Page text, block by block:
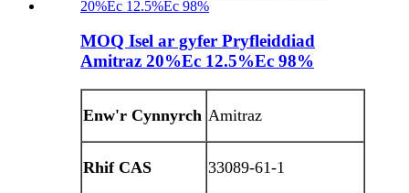
MOQ Isel ar gyfer Pryfleiddiad
Amitraz 20%Ec 12.5%Ec 98%
Enw'r Cynnyrch Amitraz
Rhif CAS 33089-61-1